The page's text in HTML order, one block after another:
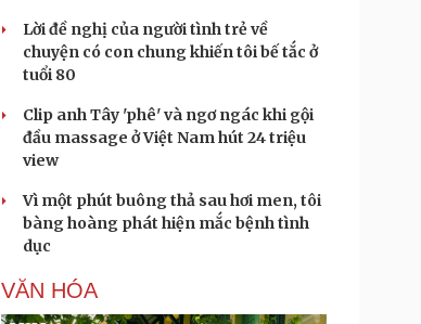
Lời đề nghị của người tình trẻ về
chuyện có con chung khiến tôi bế tắc ở
tuổi 80
Clip anh Tây 'phê' và ngơ ngác khi gội
đầu massage ở Việt Nam hút 24 triệu
view
Vì một phút buông thả sau hơi men, tôi
bàng hoàng phát hiện mắc bệnh tình
dục
VĂN HÓA